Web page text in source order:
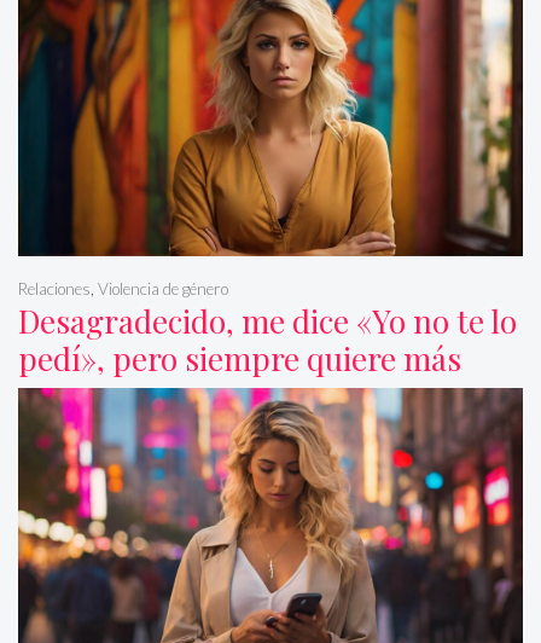
Desagradecido, me dice «Yo no te lo
pedí», pero siempre quiere más
Relaciones Violencia de género